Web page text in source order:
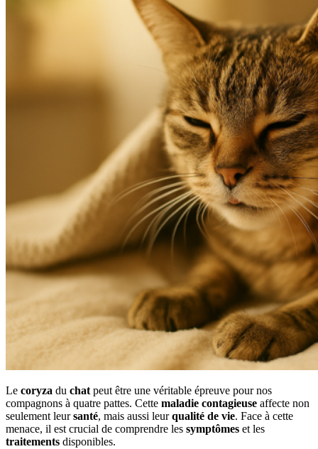
Le coryza du chat peut être une véritable épreuve pour nos
compagnons à quatre pattes. Cette maladie contagieuse affecte non
seulement leursanté, mais aussi leurqualité de vie. Face à cette
menace, il est crucial de comprendre les symptômes et les
traitements disponibles.